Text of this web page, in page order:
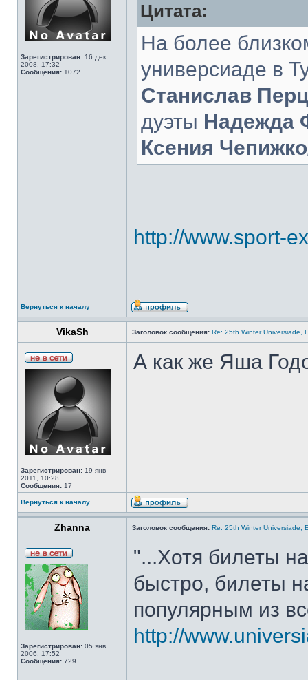
Зарегистрирован: 16 дек
2008, 17:32
Сообщения: 1072
Цитата:
На более
универсиаде в
Станислав
дуэты Надежда
Ксения
http://www.sport-
Вернуться к началу
VikaSh Заголовок сообщения: Re: 25th Winter Universiade,
Зарегистрирован: 19 янв
2011, 10:28
Сообщения: 17
А как же Яша
Вернуться к началу
Zhanna Заголовок сообщения: Re: 25th Winter Universiade,
Зарегистрирован: 05 янв
2006, 17:52
Сообщения: 729
"...Хотя билеты
быстро, билеты
популярным из
http://